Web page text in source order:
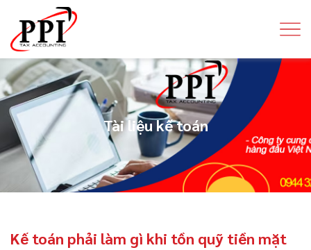
Tài liệu kế toán
Kế toán phải làm gì khi tồn quỹ tiền mặt